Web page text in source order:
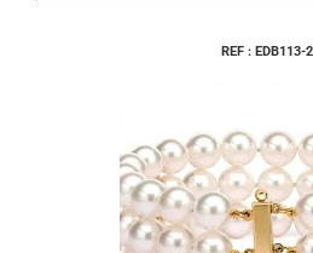
REF : EDB113-